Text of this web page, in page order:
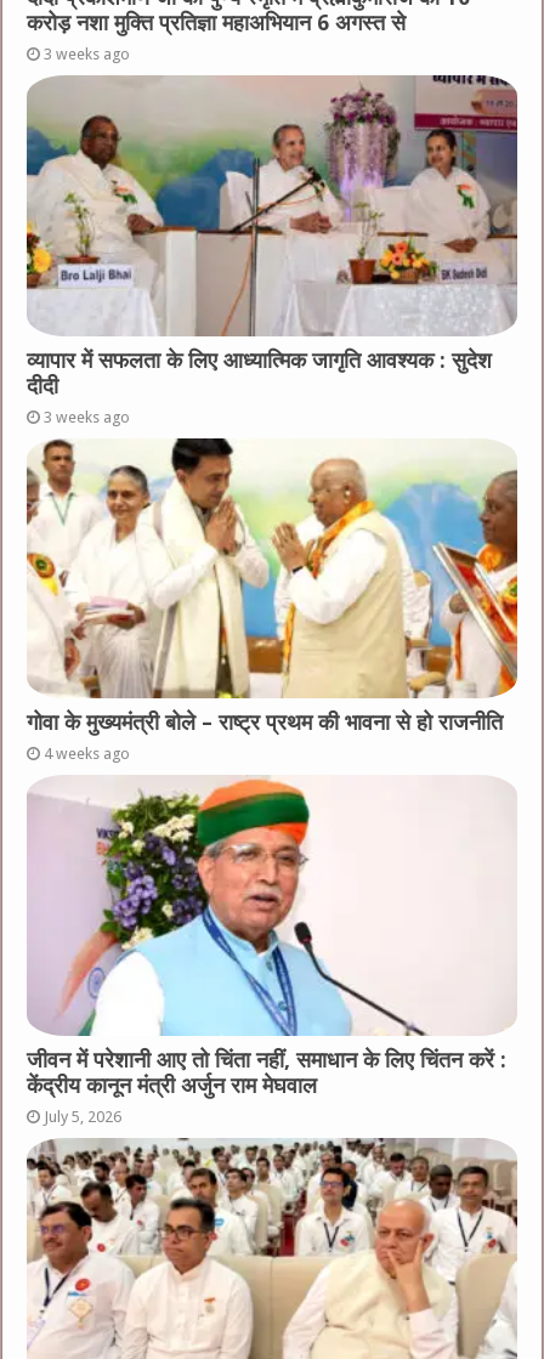
करोड़ नशा मुक्ति प्रतिज्ञा महाअभियान 6 अगस्त से
3 weeks ago
व्यापार में सफलता के लिए आध्यात्मिक जागृति आवश्यक : सुदेश
दीदी
3 weeks ago
गोवा के मुख्यमंत्री बोले – राष्ट्र प्रथम की भावना से हो राजनीति
4 weeks ago
जीवन में परेशानी आए तो चिंता नहीं, समाधान के लिए चिंतन करें :
केंद्रीय कानून मंत्री अर्जुन राम मेघवाल
July 5, 2026